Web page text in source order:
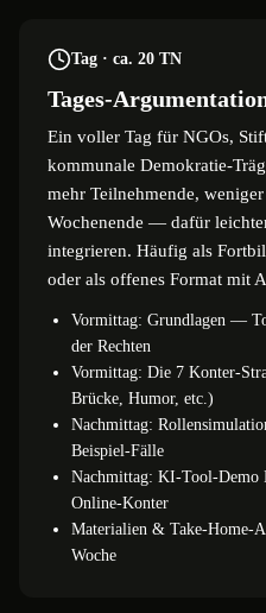
Tag · ca. 20 TN
Tages-
Ein voller Tag für NGOs,
kommunale Demokratie-
mehr Teilnehmende,
Wochenende — dafür
integrieren. Häufig als
oder als offenes Format mit
Vormittag: Grundlagen —
der Rechten
Vormittag: Die 7 Konter-
Brücke, Humor, etc.)
Nachmittag:
Beispiel-Fälle
Nachmittag: KI-Tool-Demo
Online-Konter
Materialien & Take-Home-
Woche